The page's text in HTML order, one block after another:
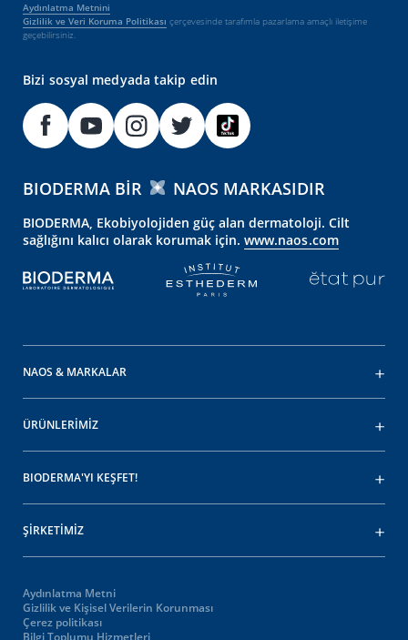
Aydınlatma Metnini
Gizlilik ve Veri Koruma Politikası çerçevesinde tarafımla pazarlama amaçlı iletişime
geçebilirsiniz.
Bizi sosyal medyada takip edin
BIODERMA BIR NAOS MARKASIDIR
BIODERMA, Ekobiyolojiden güç alan dermatoloji. Cilt
sağlığını kalıcı olarak korumak için. www.naos.com
NAOS & MARKALAR
ÜRÜNLERİMİZ
BIODERMA'YI KEŞFET!
ŞİRKETİMİZ
Aydınlatma Metni
Gizlilik ve Kişisel Verilerin Korunması
Çerez politikası